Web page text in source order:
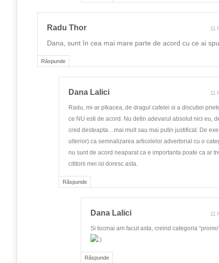
Răspunde
Radu Thor 11
Dana, sunt în cea mai mare parte de acord cu ce ai
Răspunde
Dana Lalici 11
Radu, mi-ar plkacea, de dragul cafelei si a discutiei
ce NU esti de acord. Nu detin adevarul absolut nici eu,
cred desteapta…mai mult sau mai putin justificat. De
ulterior) ca semnalizarea articolelor advertorial cu o
nu sunt de acord neaparat ca e importanta poate ca ar
cititorii mei isi doresc asta.
Răspunde
Dana Lalici 11
Si tocmai am facut asta, creind categoria